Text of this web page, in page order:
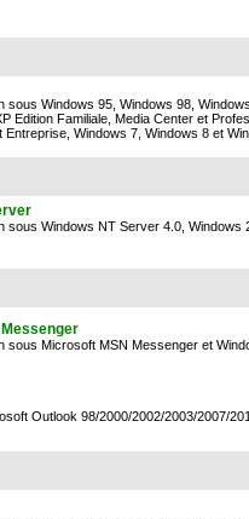
sous Windows 95, Windows 98,
Edition Familiale, Media Center et
Entreprise, Windows 7, Windows 8 et
sous Windows NT Server 4.0,
Messenger
sous Microsoft MSN Messenger et
Outlook 98/2000/2002/2003/2007/